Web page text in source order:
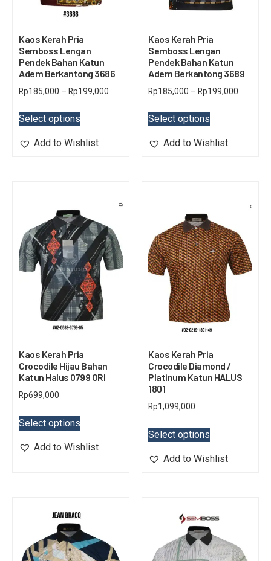
Kaos Kerah Pria
Semboss Lengan
Pendek Bahan Katun
Adem Berkantong 3686
Rp185,000 – Rp199,000
Select options
Add to Wishlist
Kaos Kerah Pria
Semboss Lengan
Pendek Bahan Katun
Adem Berkantong 3689
Rp185,000 – Rp199,000
Select options
Add to Wishlist
Kaos Kerah Pria
Crocodile Hijau Bahan
Katun Halus 0799 ORI
Rp699,000
Select options
Add to Wishlist
Kaos Kerah Pria
Crocodile Diamond /
Platinum Katun HALUS
1801
Rp1,099,000
Select options
Add to Wishlist